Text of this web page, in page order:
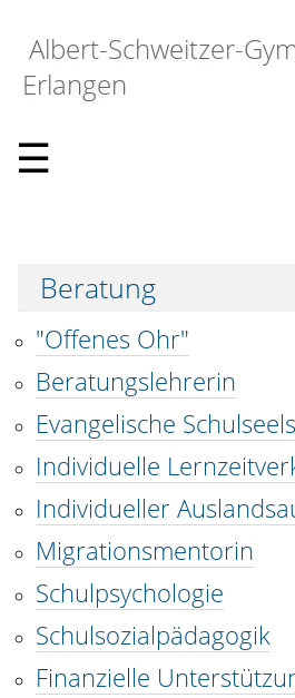
Albert-Schweitzer-
Erlangen
☰
Beratung
"Offenes Ohr"
Beratungslehrerin
Evangelische
Individuelle
Individueller
Migrationsmentorin
Schulpsychologie
Schulsozialpädagogik
Finanzielle